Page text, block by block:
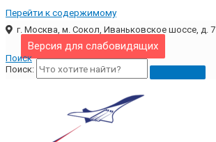
Перейти к содержимому
г. Москва, м. Сокол, Иваньковское шоссе, д. 7
Версия для слабовидящих
Поиск
Поиск: